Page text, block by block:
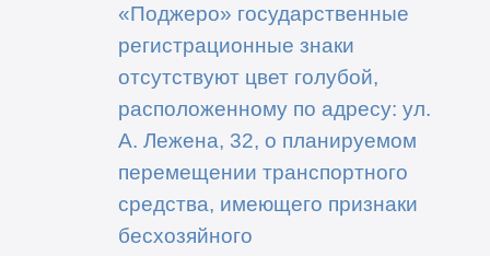
«Поджеро» государственные
регистрационные знаки
отсутствуют цвет голубой,
расположенному по адресу: ул.
А. Лежена, 32, о планируемом
перемещении транспортного
средства, имеющего признаки
бесхозяйного